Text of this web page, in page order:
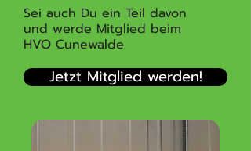
Sei auch Du ein Teil davon
und werde Mitglied beim
HVO Cunewalde.
Jetzt Mitglied werden!